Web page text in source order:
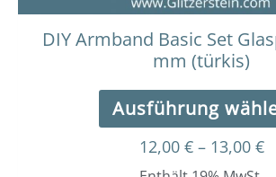
DIY Armband Basic Set
mm (türkis)
Ausführung
12,00 € – 13,00 €